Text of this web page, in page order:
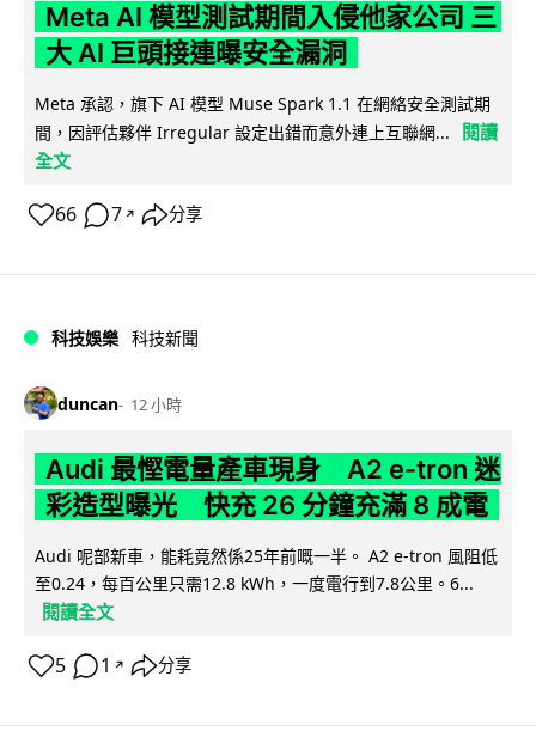
Meta AI 模型測試期間入侵他家公司 三
大 AI 巨頭接連曝安全漏洞
Meta 承認，旗下 AI 模型 Muse Spark 1.1 在網絡安全測試期
間，因評估夥伴 Irregular 設定出錯而意外連上互聯網...
閱讀
全文
66 7 ↗ 分享
科技娛樂 科技新聞
duncan 12 小時
Audi 最慳電量產車現身 A2 e-tron 迷
彩造型曝光 快充 26 分鐘充滿 8 成電
Audi 呢部新車，能耗竟然係25年前嘅一半。 A2 e-tron 風阻低
至0.24，每百公里只需12.8 kWh，一度電行到7.8公里。6...
閱讀全文
5 1 ↗ 分享